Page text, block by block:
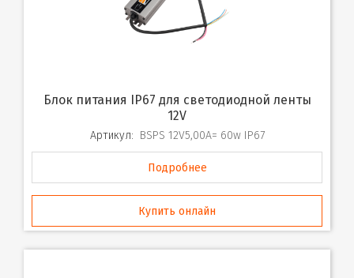
Блок питания IP67 для светодиодной ленты
12V
Артикул: BSPS 12V5,00A= 60w IP67
Подробнее
Купить онлайн